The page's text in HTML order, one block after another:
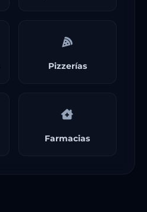
Pizzerías
Farmacias